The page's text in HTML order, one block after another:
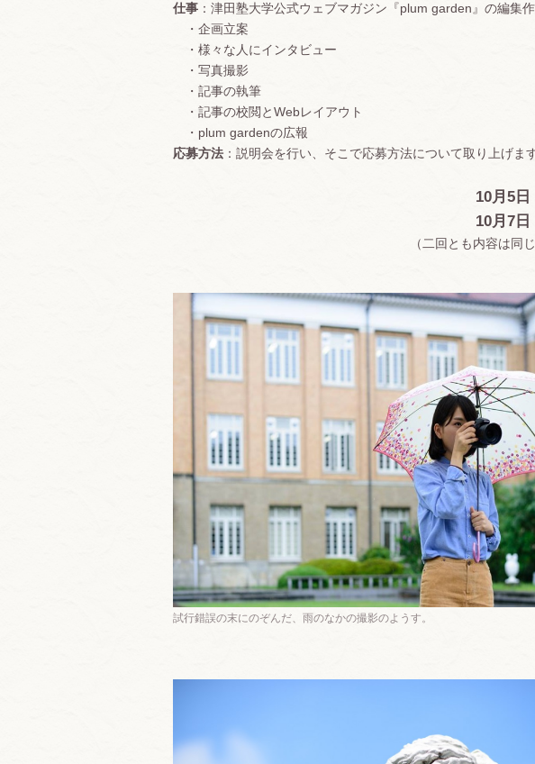
仕事 ：津田塾大学公式ウェブマガジン『plum garden』の編集
・企画立案
・様々な人にインタビュー
・写真撮影
・記事の執筆
・記事の校閲とWebレイアウト
・plum gardenの広報
応募方法 ：説明会を行い、そこで応募方法について取り上げ
10月5
10月7
（二回とも内容は同
試行錯誤の末にのぞんだ、雨のなかの撮影のようす。